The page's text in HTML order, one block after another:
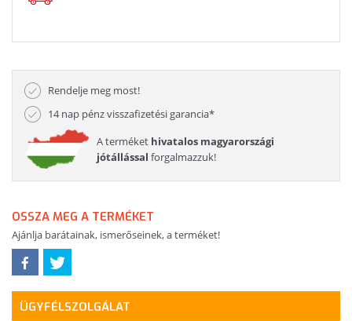
Rendelje meg most!
14 nap pénz visszafizetési garancia*
A terméket hivatalos magyarországi
jótállással forgalmazzuk!
OSSZA MEG A TERMÉKET
Ajánlja barátainak, ismerőseinek, a terméket!
ÜGYFÉLSZOLGÁLAT